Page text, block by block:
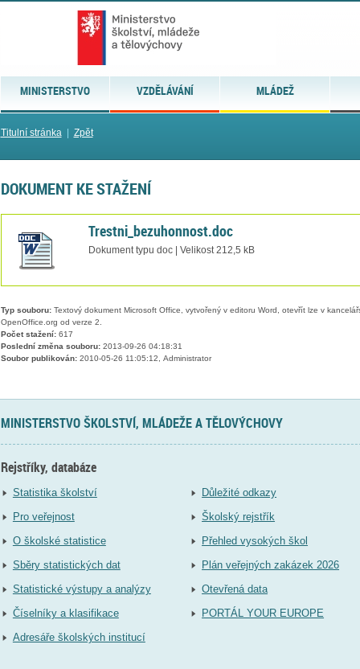
MINISTERSTVO VZDĚLÁVÁNÍ MLÁDEŽ
Titulní stránka| Zpět
DOKUMENT KE STAŽENÍ
Trestni_bezuhonnost.doc
Dokument typu doc | Velikost 212,5 kB
Typ souboru:Textový dokument Microsoft Office, vytvořený v editoru Word, otevřít lze v
OpenOffice.org od verze 2.
Počet stažení:617
Poslední změna souboru:2013-09-26 04:18:31
Soubor publikován:2010-05-26 11:05:12, Administrator
MINISTERSTVO ŠKOLSTVÍ, MLÁDEŽE A TĚLOVÝCHOVY
Rejstříky, databáze
Statistika školství
Pro veřejnost
O školské statistice
Sběry statistických dat
Statistické výstupy a analýzy
Číselníky a klasifikace
Adresáře školských institucí
Důležité odkazy
Školský rejstřík
Přehled vysokých škol
Plán veřejných zakázek 2026
Otevřená data
PORTÁL YOUR EUROPE